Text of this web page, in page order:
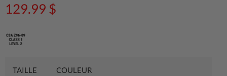
129.99 $
TAILLE COULEUR